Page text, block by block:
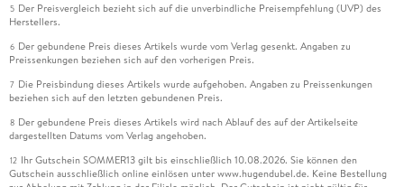
5 Der Preisvergleich bezieht sich auf die unverbindliche Preisempfehlung (UVP) des
Herstellers.
6 Der gebundene Preis dieses Artikels wurde vom Verlag gesenkt. Angaben zu
Preissenkungen beziehen sich auf den vorherigen Preis.
7 Die Preisbindung dieses Artikels wurde aufgehoben. Angaben zu Preissenkungen
beziehen sich auf den letzten gebundenen Preis.
8 Der gebundene Preis dieses Artikels wird nach Ablauf des auf der Artikelseite
dargestellten Datums vom Verlag angehoben.
12 Ihr Gutschein SOMMER13 gilt bis einschließlich 10.08.2026. Sie können den
Gutschein ausschließlich online einlösen unter www.hugendubel.de. Keine Bestellung